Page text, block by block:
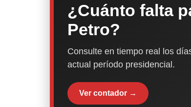
¿Cuánto falta
Petro?
Consulte en tiempo real los
actual período presidencial.
Ver contador →